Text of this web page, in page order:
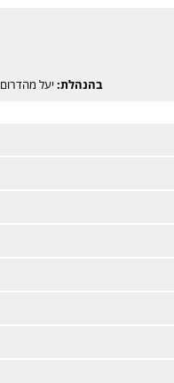
בהנהלת: יעל מהדרום